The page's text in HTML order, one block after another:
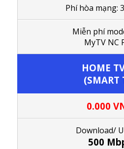
Phí hòa mạng:
Miễn phí
MyTV NC
HOME
(SMART
0.000
Download/
500